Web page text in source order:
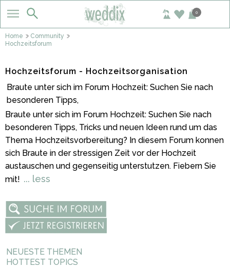
0
Home
Community
Hochzeitsforum
Hochzeitsforum - Hochzeitsorganisation
Braute unter sich im Forum Hochzeit: Suchen Sie nach
besonderen Tipps,
Braute unter sich im Forum Hochzeit: Suchen Sie nach
besonderen Tipps, Tricks und neuen Ideen rund um das
Thema Hochzeitsvorbereitung? In diesem Forum konnen
sich Braute in der stressigen Zeit vor der Hochzeit
austauschen und gegenseitig unterstutzen. Fiebern Sie
mit! ... less
NEUESTE THEMEN
HOTTEST TOPICS